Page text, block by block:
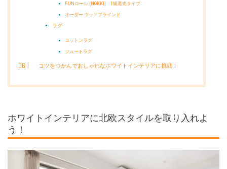
FUNロール [NOKKI] 1級遮光タイプ
オーダー ウッドブラインド
ラグ
コットンラグ
ジュートラグ
コツをつかんでおしゃれなホワイトインテリアに挑戦！
ホワイトインテリアに北欧スタイルを取り入れよ
う！